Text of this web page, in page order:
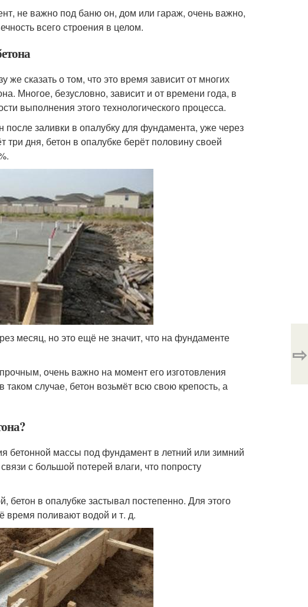
не важно под баню он, дом или гараж, очень важно,
всего строения в целом.
сказать о том, что это время зависит от многих
Многое, безусловно, зависит и от времени года, в
выполнения этого технологического процесса.
после заливки в опалубку для фундамента, уже через
три дня, бетон в опалубке берёт половину своей
месяц, но это ещё не значит, что на фундаменте
очень важно на момент его изготовления
таком случае, бетон возьмёт всю свою крепость, а
бетонной массы под фундамент в летний или зимний
с большой потерей влаги, что попросту
бетон в опалубке застывал постепенно. Для этого
время поливают водой и т. д.
⇨